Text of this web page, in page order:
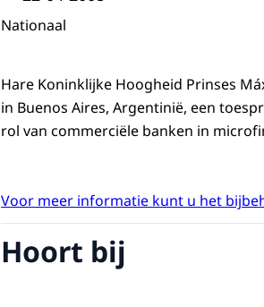
Nationaal
Hare Koninklijke Hoogheid Prinses
in Buenos Aires, Argentinië, een
rol van commerciële banken in
Voor meer informatie kunt u het
Hoort bij